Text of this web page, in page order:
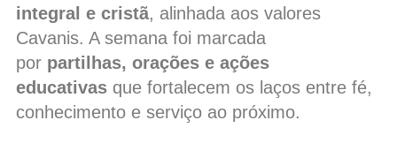
integral e cristã, alinhada aos valores
Cavanis. A semana foi marcada
por partilhas, orações e ações
educativas que fortalecem os laços entre fé,
conhecimento e serviço ao próximo.